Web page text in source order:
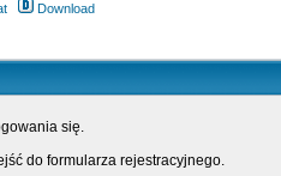
Download
się.
do formularza rejestracyjnego.